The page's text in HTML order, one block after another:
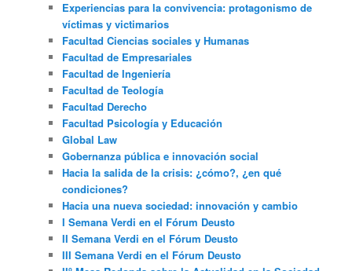
Experiencias para la convivencia: protagonismo de
víctimas y victimarios
Facultad Ciencias sociales y Humanas
Facultad de Empresariales
Facultad de Ingeniería
Facultad de Teología
Facultad Derecho
Facultad Psicología y Educación
Global Law
Gobernanza pública e innovación social
Hacia la salida de la crisis: ¿cómo?, ¿en qué
condiciones?
Hacia una nueva sociedad: innovación y cambio
I Semana Verdi en el Fórum Deusto
II Semana Verdi en el Fórum Deusto
III Semana Verdi en el Fórum Deusto